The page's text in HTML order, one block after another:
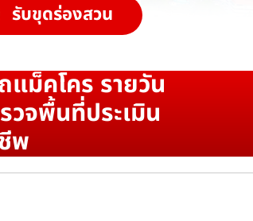
รับขุดร่องสวน
แม็คโคร รายวัน
วจพื้นที่ประเมิน
พ